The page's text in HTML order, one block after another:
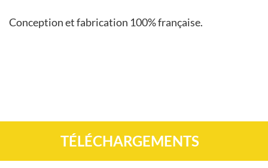
Conception et fabrication 100% française.
TÉLÉCHARGEMENTS